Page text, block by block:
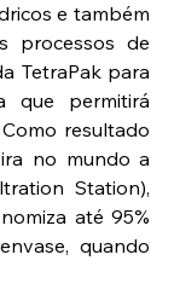
e também
processos de
TetraPak para
que permitirá
resultado
no mundo a
Station),
até 95%
quando